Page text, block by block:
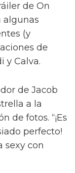
de On
algunas
(y
de
y Calva.
de Jacob
a la
de fotos. “¡Es
perfecto!
sexy con